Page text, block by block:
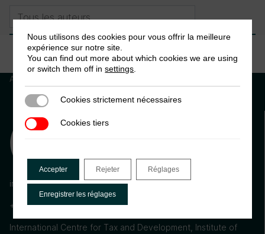
Aucun résultat
info@ictd.ac
+44 (0) 1273 606261
International Centre for Tax and Development, Institute of
Nous utilisons des cookies pour vous offrir la meilleure
expérience sur notre site.
You can find out more about which cookies we are using
or switch them off insettings
Cookies strictement nécessaires
Cookies strictement nécessaires
Cookies tiersCookies tiers
Accepter Rejeter Réglages
Enregistrer les réglages